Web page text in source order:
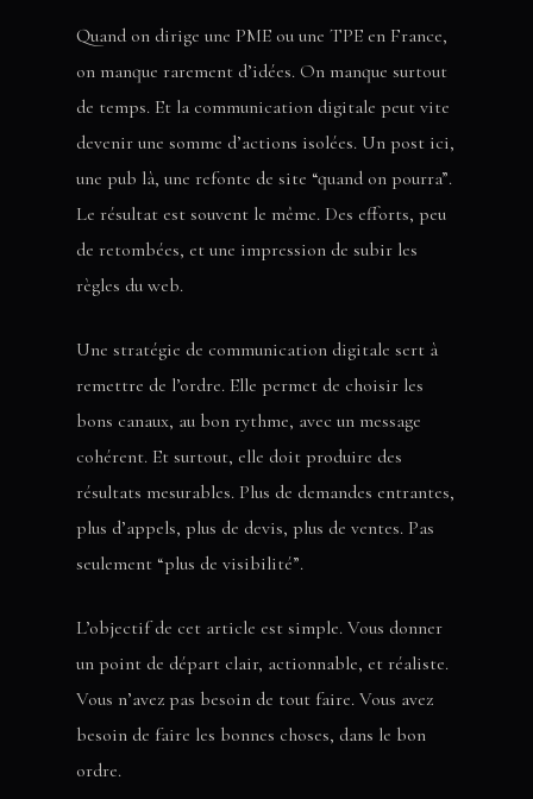
Quand on dirige une PME ou une TPE en France,
on manque rarement d’idées. On manque surtout
de temps. Et la communication digitale peut vite
devenir une somme d’actions isolées. Un post ici,
une pub là, une refonte de site “quand on pourra”.
Le résultat est souvent le même. Des efforts, peu
de retombées, et une impression de subir les
règles du web.
Une stratégie de communication digitale sert à
remettre de l’ordre. Elle permet de choisir les
bons canaux, au bon rythme, avec un message
cohérent. Et surtout, elle doit produire des
résultats mesurables. Plus de demandes entrantes,
plus d’appels, plus de devis, plus de ventes. Pas
seulement “plus de visibilité”.
L’objectif de cet article est simple. Vous donner
un point de départ clair, actionnable, et réaliste.
Vous n’avez pas besoin de tout faire. Vous avez
besoin de faire les bonnes choses, dans le bon
ordre.